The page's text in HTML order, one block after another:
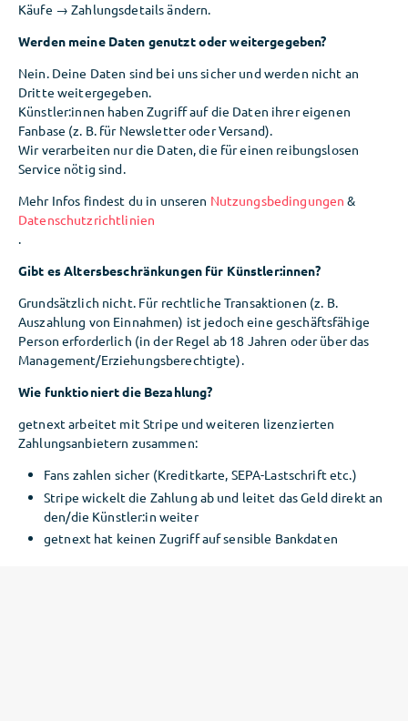
Käufe → Zahlungsdetails ändern.
Werden meine Daten genutzt oder weitergegeben?
Nein. Deine Daten sind bei uns sicher und werden nicht an
Dritte weitergegeben.
Künstler:innen haben Zugriff auf die Daten ihrer eigenen
Fanbase (z. B. für Newsletter oder Versand).
Wir verarbeiten nur die Daten, die für einen reibungslosen
Service nötig sind.
Mehr Infos findest du in unseren Nutzungsbedingungen &
Datenschutzrichtlinien
.
Gibt es Altersbeschränkungen für Künstler:innen?
Grundsätzlich nicht. Für rechtliche Transaktionen (z. B.
Auszahlung von Einnahmen) ist jedoch eine geschäftsfähige
Person erforderlich (in der Regel ab 18 Jahren oder über das
Management/Erziehungsberechtigte).
Wie funktioniert die Bezahlung?
getnext arbeitet mit Stripe und weiteren lizenzierten
Zahlungsanbietern zusammen:
Fans zahlen sicher (Kreditkarte, SEPA-Lastschrift etc.)
Stripe wickelt die Zahlung ab und leitet das Geld direkt an
den/die Künstler:in weiter
getnext hat keinen Zugriff auf sensible Bankdaten